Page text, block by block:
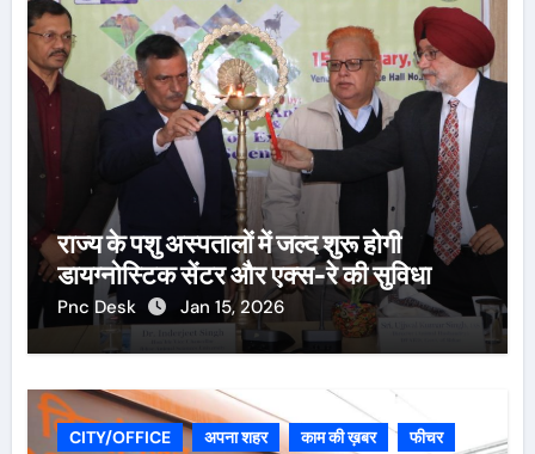
राज्य के पशु अस्पतालों में जल्द शुरू होगी
डायग्नोस्टिक सेंटर और एक्स-रे की सुविधा
Pnc Desk Jan 15, 2026
CITY/OFFICE अपना शहर काम की ख़बर फीचर